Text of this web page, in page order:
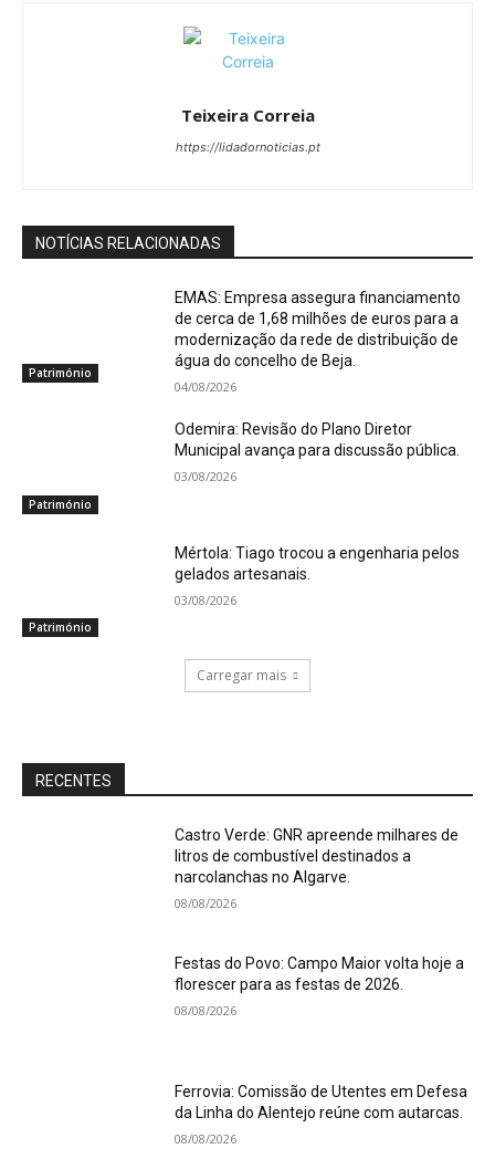
Teixeira Correia
https://lidadornoticias.pt
NOTÍCIAS RELACIONADAS
Património
EMAS: Empresa assegura financiamento
de cerca de 1,68 milhões de euros para a
modernização da rede de distribuição de
água do concelho de Beja.
04/08/2026
Património
Odemira: Revisão do Plano Diretor
Municipal avança para discussão pública.
03/08/2026
Património
Mértola: Tiago trocou a engenharia pelos
gelados artesanais.
03/08/2026
Carregar mais
RECENTES
Castro Verde: GNR apreende milhares de
litros de combustível destinados a
narcolanchas no Algarve.
08/08/2026
Festas do Povo: Campo Maior volta hoje a
florescer para as festas de 2026.
08/08/2026
Ferrovia: Comissão de Utentes em Defesa
da Linha do Alentejo reúne com autarcas.
08/08/2026